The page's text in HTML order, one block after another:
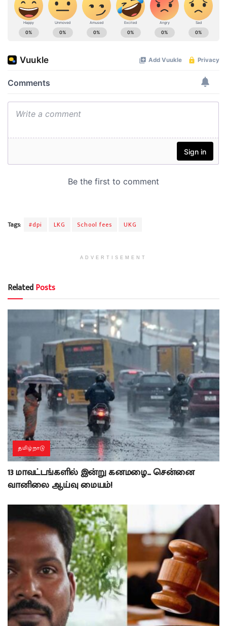
Tags: #dpi LKG School fees UKG
ADVERTISEMENT
RelatedPosts
தமிழ்நாடு
13 மாவட்டங்களில் இன்று கனமழை… சென்னை
வானிலை ஆய்வு மையம்!